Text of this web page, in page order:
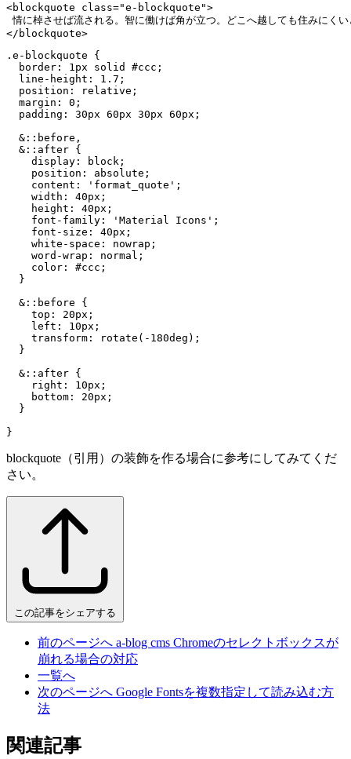
<blockquote class="e-blockquote">
情に棹させば流される。智に働けば角が立つ。どこへ越しても住みにく
.e-blockquote {
  border: 1px solid #ccc;
  line-height: 1.7;
  position: relative;
  margin: 0;
  padding: 30px 60px 30px 60px;
  &::before,
  &::after {
    display: block;
    position: absolute;
    content: 'format_quote';
    width: 40px;
    height: 40px;
    font-family: 'Material Icons';
    font-size: 40px;
    white-space: nowrap;
    word-wrap: normal;
    color: #ccc;
  }
  &::before {
    top: 20px;
    left: 10px;
    transform: rotate(-180deg);
  }
  &::after {
    right: 10px;
    bottom: 20px;
  }
blockquote（引用）の装飾を作る場合に参考にしてみてくだ
さい。
この記事をシェアする
前のページへ a-blog cms Chromeのセレクトボックスが
崩れる場合の対応
一覧へ
次のページへ Google Fontsを複数指定して読み込む方
法
関連記事